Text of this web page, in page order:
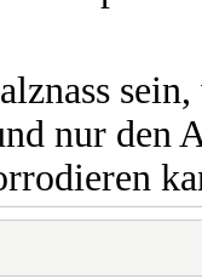
nur den